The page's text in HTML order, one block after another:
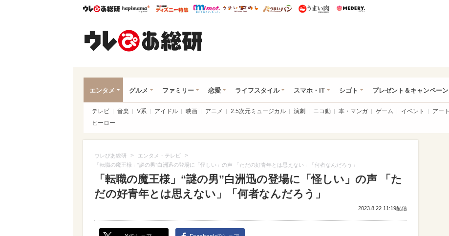
ウレぴあ総研ハピママ* ウレぴあ総研 ディズニー特集
mimot. うまいめし うまいパン うまい肉
エンタメ グルメ ファミリー 恋愛 ライフスタイル スマホ・IT シゴト プレゼント＆キャンペーン
テレビ 音楽 V系 アイドル 映画 アニメ 2.5次元ミュージカル 演劇 ニコ動 本・マンガ ゲーム イベント アート
ヒーロー
ウレぴあ総研 > エンタメ・テレビ >
「転職の魔王様」“謎の男”白洲迅の登場に「怪しい」の声 「ただの好青年とは思えない」「何者なんだろう」
「転職の魔王様」“謎の男”白洲迅の登場に「怪しい」の声 「た
だの好青年とは思えない」「何者なんだろう」
2023.8.22 11:19配信